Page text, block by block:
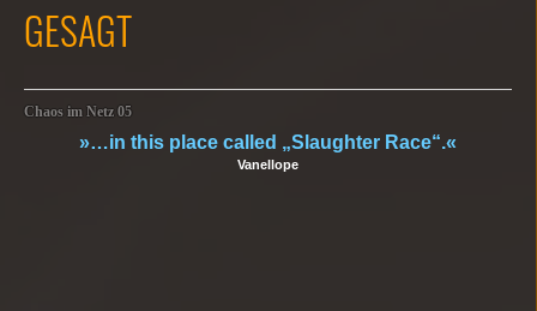
GESAGT
Chaos im Netz 05
»…in this place called „Slaughter Race“.«
Vanellope